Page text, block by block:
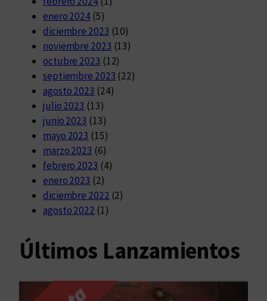
enero 2024 (5)
diciembre 2023 (10)
noviembre 2023 (13)
octubre 2023 (12)
septiembre 2023 (22)
agosto 2023 (24)
julio 2023 (13)
junio 2023 (13)
mayo 2023 (15)
marzo 2023 (6)
febrero 2023 (4)
enero 2023 (2)
diciembre 2022 (2)
agosto 2022 (1)
Últimos Lanzamientos